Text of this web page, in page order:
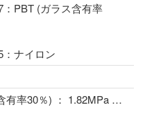
：PBT (ガラス含有率
：ナイロン
有率30％) ： 1.82MPa …